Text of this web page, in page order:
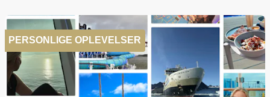
PERSONLIGE OPLEVELSER